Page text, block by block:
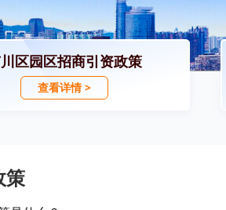
区园区招商引资政策
查看详情 >
策